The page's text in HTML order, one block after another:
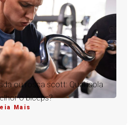
ou rosca scott: Qual isola
o bíceps?
Mais